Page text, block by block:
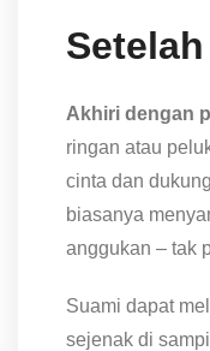
Akhiri dengan
ringan atau
cinta dan
biasanya
anggukan – tak
Suami dapat
sejenak di